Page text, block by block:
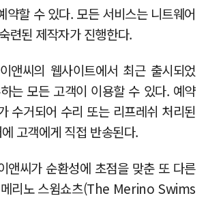
약할 수 있다. 모든 서비스는 니트웨어
련된 제작자가 진행한다.
앤씨의 웹사이트에서 최근 출시되었
는 모든 고객이 이용할 수 있다. 예약
수거되어 수리 또는 리프레쉬 처리된
고객에게 직접 반송된다.
앤씨가 순환성에 초점을 맞춘 또 다른
리노 스윔쇼츠(The Merino Swims